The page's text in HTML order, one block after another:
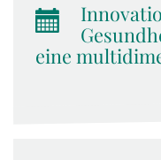
eine